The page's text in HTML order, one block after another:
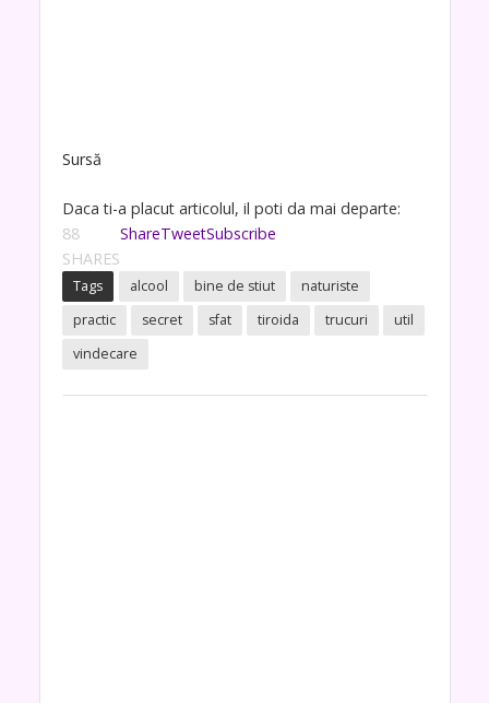
Sursă
Daca ti-a placut articolul, il poti da mai departe:
88
SHARES
ShareTweetSubscribe
Tags alcool bine de stiut
naturiste
practic
secret sfat tiroida trucuri
util
vindecare